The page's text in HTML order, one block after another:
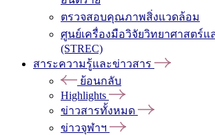
ตรวจสอบคุณภาพสิ่งแวดล้อม
ศูนย์เครื่องมือวิจัยวิทยาศาสตร์แ
(STREC)
สาระความรู้และข่าวสาร
ย้อนกลับ
Highlights
ข่าวสารทั้งหมด
ข่าวจุฬาฯ